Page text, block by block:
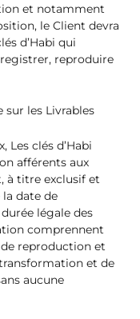
et notamment
le Client devra
d’Habi qui
reproduire
les Livrables
clés d’Habi
afférents aux
à titre exclusif et
date de
légale des
comprennent
reproduction et
et de
aucune